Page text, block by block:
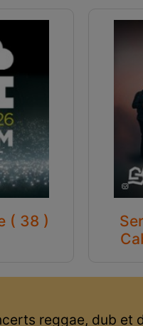
( 38 )
reggae, dub et